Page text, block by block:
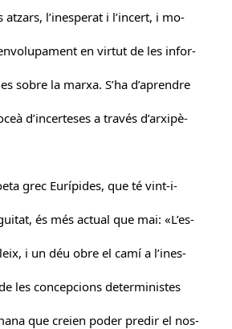
l’inesperat i l’incert, i mo-
en virtut de les infor-
sobre la marxa. S’ha d’aprendre
d’incerteses a través d’arxipè-
grec Eurípides, que té vint-i-
és més actual que mai: «L’es-
i un déu obre el camí a l’ines-
les concepcions deterministes
que creien poder predir el nos-